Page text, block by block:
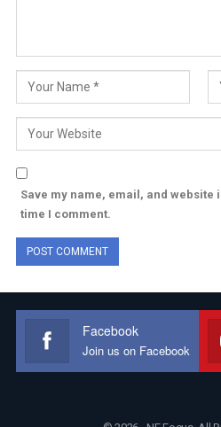
Save my name, email, and
time I comment.
Facebook
Join us on Facebook